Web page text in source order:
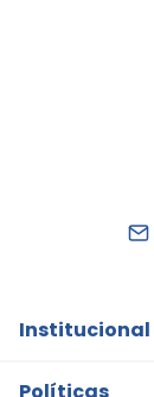
Institucional